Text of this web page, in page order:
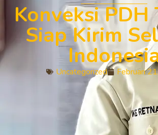
Konveksi PDH
Siap Kirim
Uncategorized Februari